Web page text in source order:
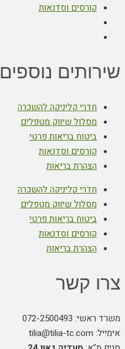
קורסים וסדנאות
שירותים נוספים
חדרי קליניקה להשכרה
מסלול שיווק מטפלים
ביטוח בריאות פרטי
קורסים וסדנאות
הצהרת בריאות
חדרי קליניקה להשכרה
מסלול שיווק מטפלים
ביטוח בריאות פרטי
קורסים וסדנאות
הצהרת בריאות
צרו קשר
משרד ראשי: 072-2500493
אימייל: tilia@tilia-tc.com